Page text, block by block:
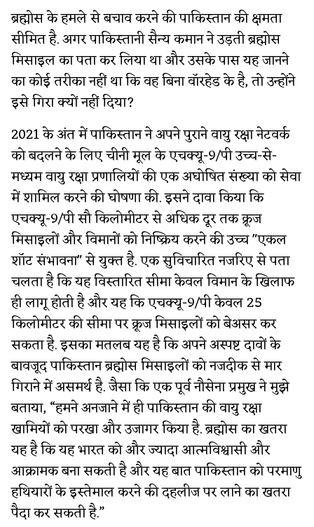
ब्रह्मोस के हमले से बचाव करने की पाकिस्तान की क्षमता
सीमित है. अगर पाकिस्तानी सैन्य कमान ने उड़ती ब्रह्मोस
मिसाइल का पता कर लिया था और उसके पास यह जानने
का कोई तरीका नहीं था कि वह बिना वॉरहेड के है, तो उन्होंने
इसे गिरा क्यों नहीं दिया?
2021 के अंत में पाकिस्तान ने अपने पुराने वायु रक्षा नेटवर्क
को बदलने के लिए चीनी मूल के एचक्यू-9/पी उच्च-से-
मध्यम वायु रक्षा प्रणालियों की एक अघोषित संख्या को सेवा
में शामिल करने की घोषणा की. इसने दावा किया कि
एचक्यू-9/पी सौ किलोमीटर से अधिक दूर तक क्रूज
मिसाइलों और विमानों को निष्क्रिय करने की उच्च "एकल
शॉट संभावना" से युक्त है. एक सुविचारित नजरिए से पता
चलता है कि यह विस्तारित सीमा केवल विमान के खिलाफ
ही लागू होती है और यह कि एचक्यू-9/पी केवल 25
किलोमीटर की सीमा पर क्रूज मिसाइलों को बेअसर कर
सकता है. इसका मतलब यह है कि अपने अस्पष्ट दावों के
बावजूद पाकिस्तान ब्रह्मोस मिसाइलों को नजदीक से मार
गिराने में असमर्थ है. जैसा कि एक पूर्व नौसेना प्रमुख ने मुझे
बताया, “हमने अनजाने में ही पाकिस्तान की वायु रक्षा
खामियों को परखा और उजागर किया है. ब्रह्मोस का खतरा
यह है कि यह भारत को और ज्यादा आत्मविश्वासी और
आक्रामक बना सकती है और यह बात पाकिस्तान को परमाणु
हथियारों के इस्तेमाल करने की दहलीज पर लाने का खतरा
पैदा कर सकती है.”